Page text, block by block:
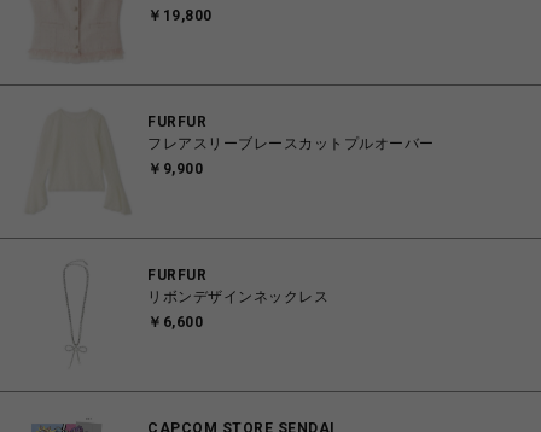
￥19,800
FURFUR
フレアスリーブレースカットプルオーバー
￥9,900
FURFUR
リボンデザインネックレス
￥6,600
CAPCOM STORE SENDAI